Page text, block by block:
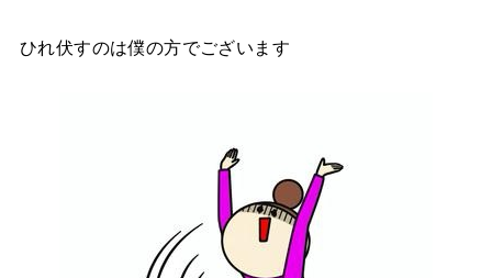
ひれ伏すのは僕の方でございます